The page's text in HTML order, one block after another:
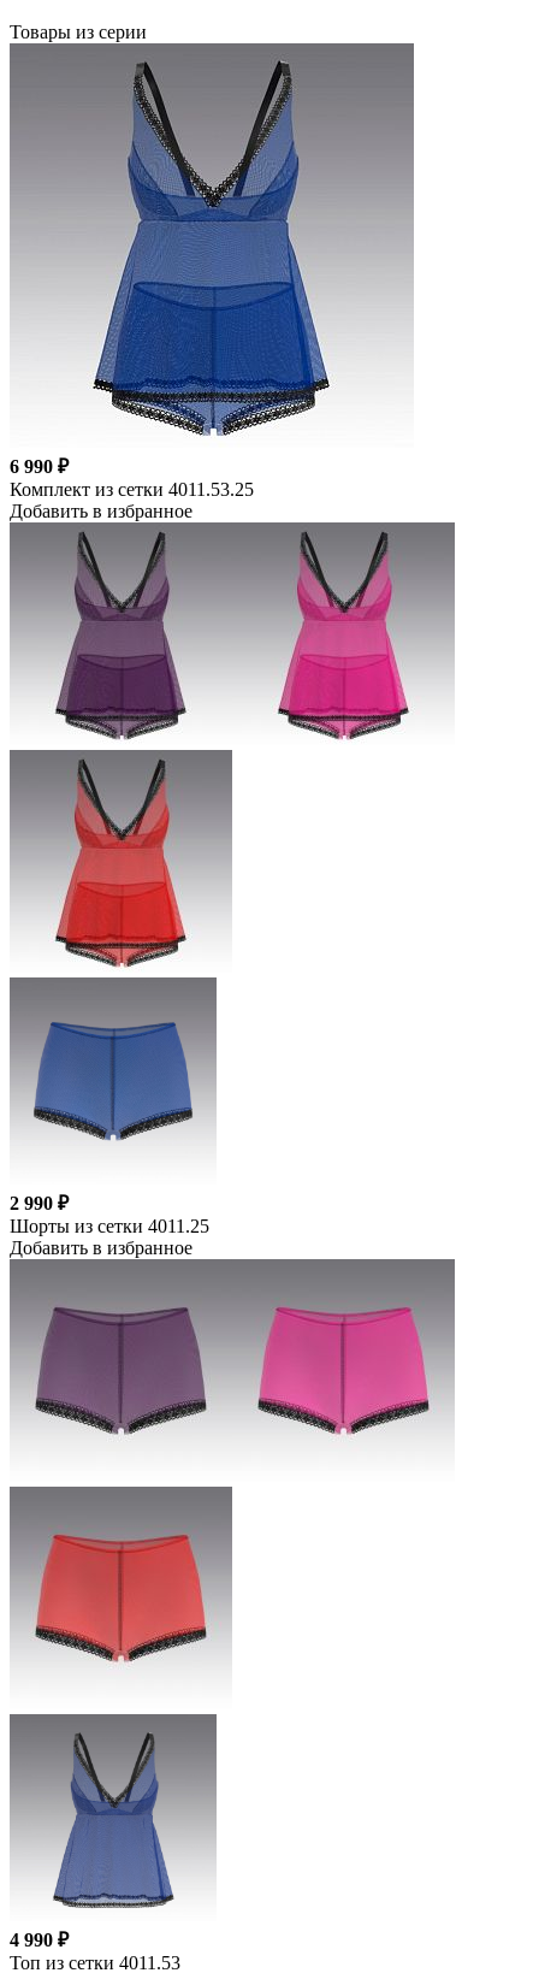
Товары из серии
6 990 ₽
Комплект из сетки 4011.53.25
Добавить в избранное
2 990 ₽
Шорты из сетки 4011.25
Добавить в избранное
4 990 ₽
Топ из сетки 4011.53